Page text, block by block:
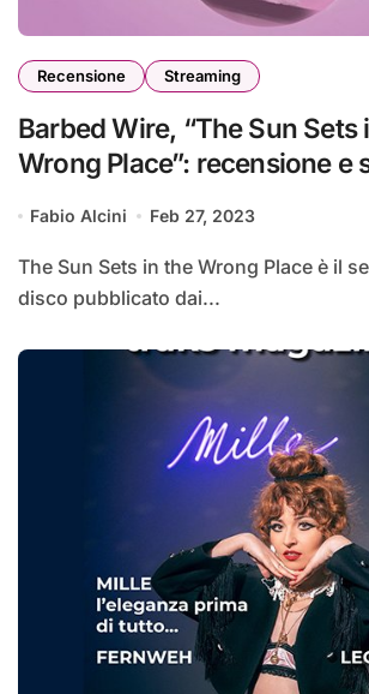
Recensione Streaming
Barbed Wire, “The Sun Sets
Wrong Place”: recensione e
Fabio Alcini Feb 27, 2023
The Sun Sets in the Wrong Place è il secondo e nuovo
disco pubblicato dai...